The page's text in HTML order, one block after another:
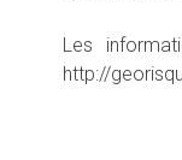
Les
http://